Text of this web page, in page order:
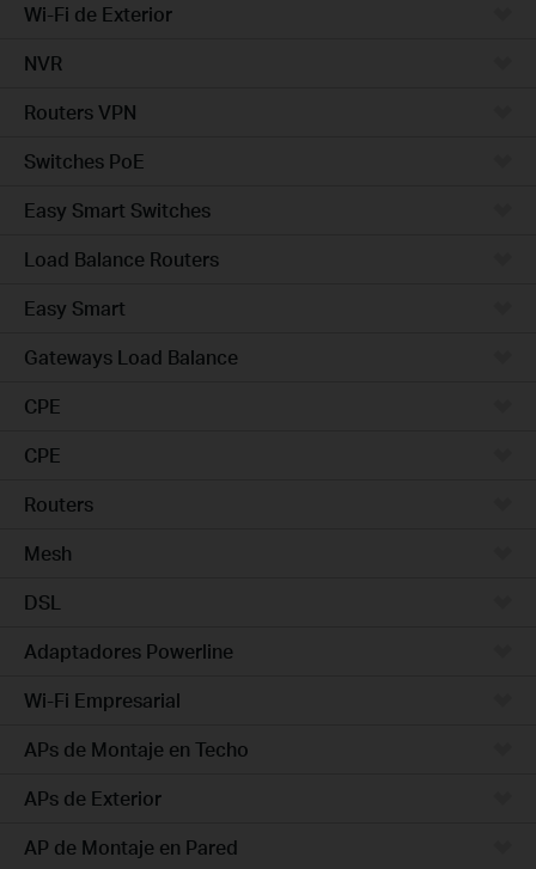
Wi-Fi de Exterior
NVR
Routers VPN
Switches PoE
Easy Smart Switches
Load Balance Routers
Easy Smart
Gateways Load Balance
CPE
CPE
Routers
Mesh
DSL
Adaptadores Powerline
Wi-Fi Empresarial
APs de Montaje en Techo
APs de Exterior
AP de Montaje en Pared